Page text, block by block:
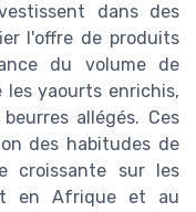
dans des
l'offre de produits
du volume de
les yaourts enrichis,
allégés. Ces
des habitudes de
croissante sur les
en Afrique et au